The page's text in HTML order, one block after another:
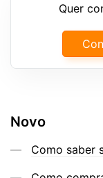
Quer
Novo
Como saber